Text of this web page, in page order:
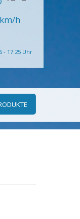
km/h
- 17:25 Uhr